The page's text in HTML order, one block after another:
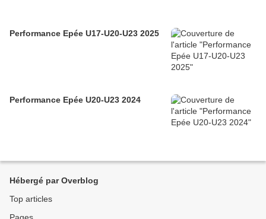
Performance Epée U17-U20-U23 2025
Performance Epée U20-U23 2024
Hébergé par Overblog
Top articles